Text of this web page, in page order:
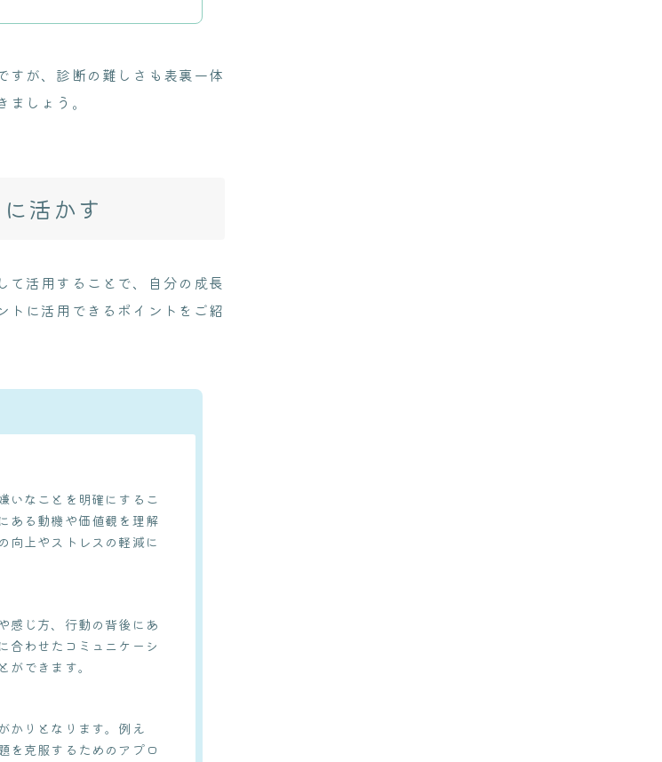
すが、診断の難しさも表裏一体
しょう。
活かす
て活用することで、自分の成長
トに活用できるポイントをご紹
いなことを明確にするこ
ある動機や価値観を理解
向上やストレスの軽減に
感じ方、行動の背後にあ
合わせたコミュニケーシ
できます。
かりとなります。例え
を克服するためのアプロ